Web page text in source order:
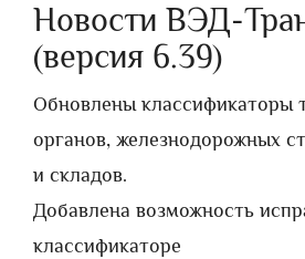
Новости ВЭД-
(версия 6.39)
Обновлены классификаторы
органов, железнодорожных
и складов.
Добавлена возможность
классификаторе